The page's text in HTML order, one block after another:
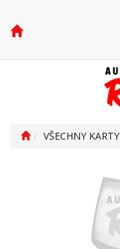
VŠECHNY KARTY